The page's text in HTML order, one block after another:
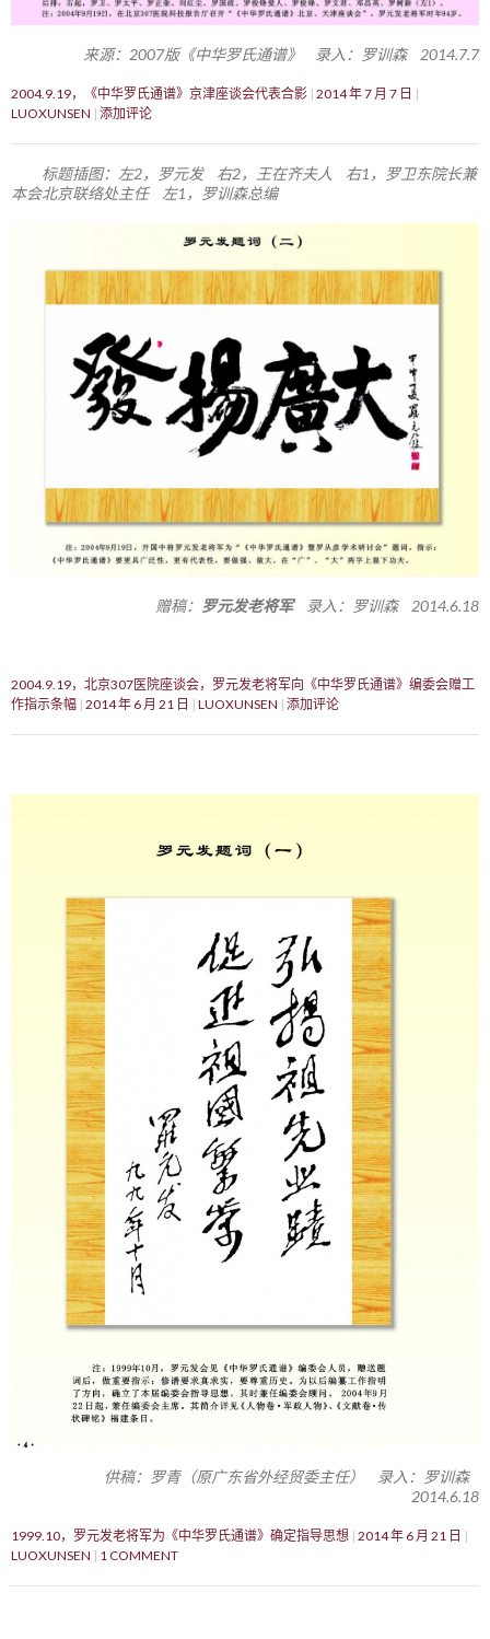
来源：2007版《中华罗氏通谱》 录入：罗训森 2014.7.7
2004.9.19，《中华罗氏通谱》京津座谈会代表合影 2014 年 7 月 7 日
LUOXUNSEN 添加评论
标题插图：左2，罗元发 右2，王在齐夫人 右1，罗卫东院长兼
本会北京联络处主任 左1，罗训森总编
赠稿： 罗元发老将军录入：罗训森 2014.6.18
2004.9.19，北京307医院座谈会，罗元发老将军向《中华罗氏通谱》编委会赠工
作指示条幅 2014 年 6 月 21 日 LUOXUNSEN 添加评论
供稿：罗青（原广东省外经贸委主任） 录入：罗训森
2014.6.18
1999.10，罗元发老将军为《中华罗氏通谱》确定指导思想 2014 年 6 月 21 日
LUOXUNSEN
1 COMMENT